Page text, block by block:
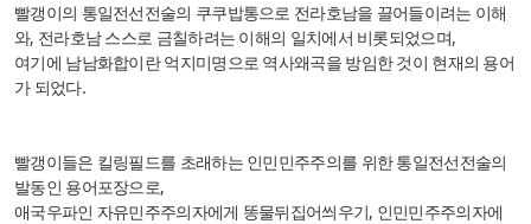
빨갱이의 통일전선전술의 쿠쿠밥통으로 전라호남을 끌어들이려는 이해
와, 전라호남 스스로 금칠하려는 이해의 일치에서 비롯되었으며,
여기에 남남화합이란 억지미명으로 역사왜곡을 방임한 것이 현재의 용어
가 되었다.
빨갱이들은 킬링필드를 초래하는 인민민주주의를 위한 통일전선전술의
발동인 용어포장으로,
애국우파인 자유민주주의자에게 똥물뒤집어씌우기, 인민민주주의자에